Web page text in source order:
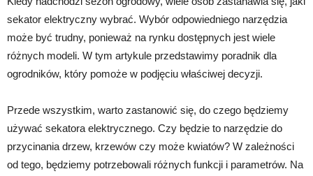
sekator elektryczny wybrać. Wybór odpowiedniego narzędzia
może być trudny, ponieważ na rynku dostępnych jest wiele
różnych modeli. W tym artykule przedstawimy poradnik dla
ogrodników, który pomoże w podjęciu właściwej decyzji.
Przede wszystkim, warto zastanowić się, do czego będziemy
używać sekatora elektrycznego. Czy będzie to narzędzie do
przycinania drzew, krzewów czy może kwiatów? W zależności
od tego, będziemy potrzebowali różnych funkcji i parametrów. Na